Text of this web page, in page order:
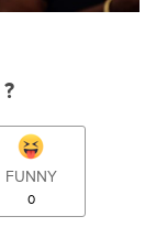
FUNNY
0